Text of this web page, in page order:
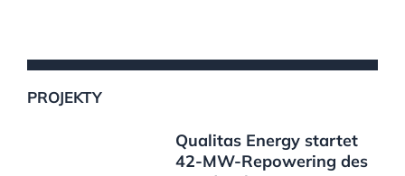
PROJEKTY
Qualitas Energy startet
42-MW-Repowering des